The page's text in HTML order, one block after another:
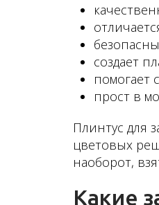
создает
помогает
прост в
Плинтус для
цветовых
наоборот,
Какие